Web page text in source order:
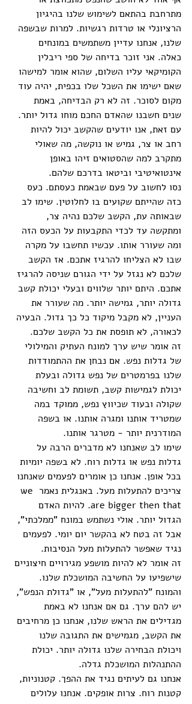
מתרחבת בהתאם לשימוש שלנו בהיגיון
הרציונלי או טרדות רגשיות. למרות שבשפה
שלנו, אנחנו עדיין משתמשים במונחים
כאלה. אני זוכר בדיחה של ספי ריבלין
הקומיקאי עליו השלום, שהוא אומר למישהו
שאם ישימו את השכל שלו בכפית, יהיה עוד
מקום לסוכר. זה לא רק הבדיחה, באמת
שנים חשבנו שהאדם החכם מוחו גדול יותר.
עם זאת, אנו יודעים שהקשב יכול להיות
רחב או צר, גמיש או נוקשה, מה שאולי
מתקרב למה שהסטואים זיהו באופן
אינטואיטיבי וביטאו בדרכם שלהם.
נסו לחשוב על פעם שבאמת כעסתם. כעס
כזה שהייתם שקועים בו לחלוטין. שימו לב
שבאותה עת, הקשב שלכם נהיה צר,
ומתקשה עד לכדי התקבעות על הכעס הזה
ומה שעורר אותו. עכשיו תחשבו על מקרה
שבו לא הצליחו להרגיז אתכם. אז הקשב
שלכם לא נגזל על ידי הגורם שניסה להרגיז
אתכם. היתם יותר שלווים ובעלי יכולת קשב
גדולה יותר, גמישה יותר. מה שעורר את
העניין, לא מקבל מיקוד כל כך גדול. הבעיה
לכאורה, לא תופסת את כל הקשב שלכם.
זה אומר שיש ערך למונח העתיק והמילולי
של גדלות נפש. אם נבחן את ההתמודדות
שלנו בפרמטרים של נפש גדולה ובעלת
יכולת לגמישות קשב, תשומת לב וחשיבה
שקולה ובעוד שכיווץ נפש, ממוקד במה
שמטריד אותנו ומגרה אותנו. או בשפה
המודרנית יותר - מטרגר אותנו.
שימו לב שאנחנו לא מדברים הרבה על
גדלות נפש או גדלות רוח. לא בשפה יומיות
בכל אופן. אנחנו כן אומרים לפעמים שאנחנו
צריכים להתעלות מעל. באנגלית נאמר we
are bigger then that. להיות האדם
הגדול יותר. אולי נשתמש במונח "ממלכתי",
אבל זה בטח לא בהקשר יום יומי. לפעמים
נגיד שאפשר להתעלות מעל הנסיבות.
זה אומר לא להיות מושפע מגירויים חיצוניים
שישפיעו על החשיבה המושכלת שלנו.
והמונח "להתעלות מעל", או "גדולת הנפש",
יש להם ערך. גם אם אנחנו לא באמת
מגדילים את הראש שלנו, אנחנו כן מרחיבים
את הקשב, מגמישים את התגובה שלנו
ויכולת הבחירה שלנו גדולה יותר. יכולת
ההתנהלות המושכלת גדלה.
אנחנו גם לעיתים נגיד את ההפך. קטנוניות,
קטנות רוח. צרות אופקים. אנחנו עלולים